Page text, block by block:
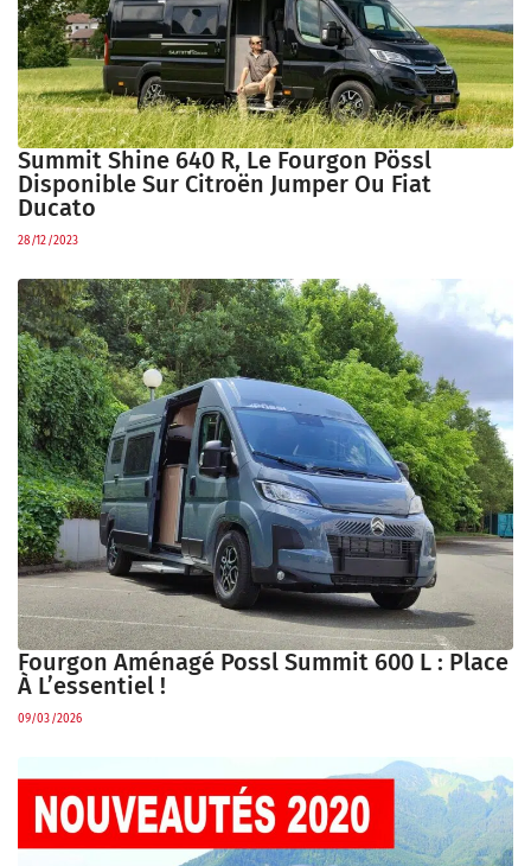
Summit Shine 640 R, Le Fourgon Pössl
Disponible Sur Citroën Jumper Ou Fiat
Ducato
28/12/2023
Fourgon Aménagé Possl Summit 600 L : Place
À L’essentiel !
09/03/2026